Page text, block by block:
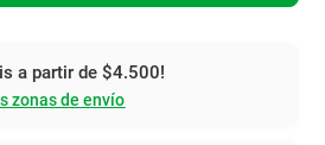
a partir de $4.500!
zonas de envío